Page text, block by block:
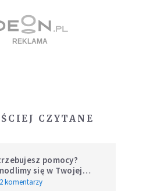
CZYTANE
pomocy?
się w Twojej
komentarzy